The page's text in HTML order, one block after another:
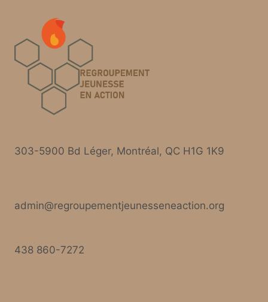
303-5900 Bd Léger, Montréal, QC H1G 1K9
admin@regroupementjeunesseneaction.org
438 860-7272